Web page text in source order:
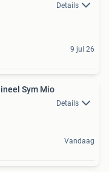
Details
9 jul 26
Sym Mio
Details
Vandaag